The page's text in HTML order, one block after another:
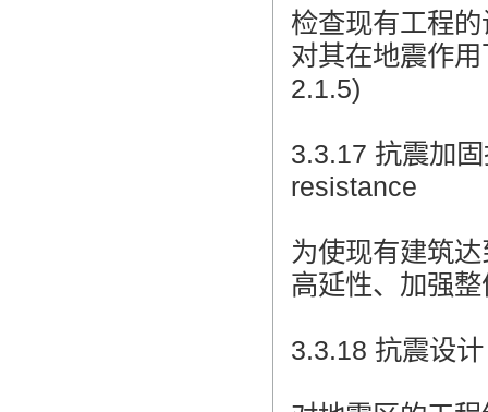
检查现有工程
对其在地震作
2.1.5)
3.3.17 抗震加
resistance
为使现有建筑
高延性、加强
3.3.18 抗震设